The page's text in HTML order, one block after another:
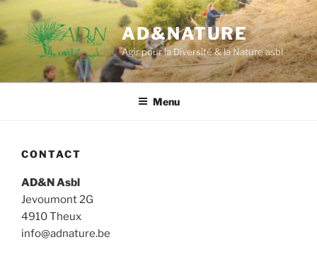
au
contenu
principal
AD&NATURE
Agir pour la Diversité & la Nature asbl
Menu
CONTACT
AD&N Asbl
Jevoumont 2G
4910 Theux
info@adnature.be